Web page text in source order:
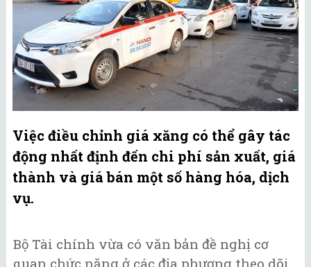
Việc điều chỉnh giá xăng có thể gây tác
động nhất định đến chi phí sản xuất, giá
thành và giá bán một số hàng hóa, dịch
vụ.
Bộ Tài chính vừa có văn bản đề nghị cơ
quan chức năng ở các địa phương theo dõi